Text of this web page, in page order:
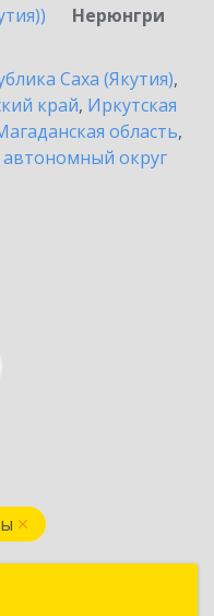
Нерюнгри
Саха (Якутия),
край, Иркутская
область,
автономный округ